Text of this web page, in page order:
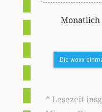
Monatlich
Die woxx
* Lesezeit